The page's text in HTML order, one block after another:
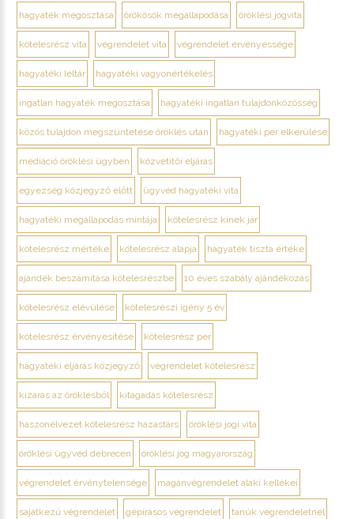
hagyaték megosztása örökösök megállapodása öröklési jogvita
kötelesrész vita végrendelet vita végrendelet érvényessége
hagyatéki leltár hagyatéki vagyonértékelés
ingatlan hagyaték megosztása hagyatéki ingatlan tulajdonközösség
közös tulajdon megszüntetése öröklés után hagyatéki per elkerülése
mediáció öröklési ügyben közvetítői eljárás
egyezség közjegyző előtt ügyvéd hagyatéki vita
hagyatéki megállapodás mintája kötelesrész kinek jár
kötelesrész mértéke kötelesrész alapja hagyaték tiszta értéke
ajándék beszámítása kötelesrészbe 10 éves szabály ajándékozás
kötelesrész elévülése kötelesrészi igény 5 év
kötelesrész érvényesítése kötelesrész per
hagyatéki eljárás közjegyző végrendelet kötelesrész
kizárás az öröklésből kitagadás kötelesrész
haszonélvezet kötelesrész házastárs öröklési jogi vita
öröklési ügyvéd debrecen öröklési jog magyarország
végrendelet érvénytelensége magánvégrendelet alaki kellékei
sajátkezű végrendelet gépírásos végrendelet tanúk végrendeletnél